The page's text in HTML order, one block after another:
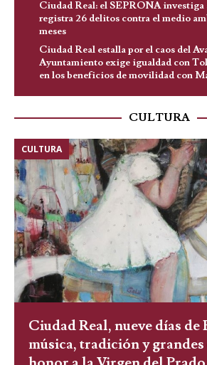
Ciudad Real: el SEPRONA investiga
registra 26 delitos contra el medio
meses
Ciudad Real estalla por el caos del
Ayuntamiento exige igualdad con
en los beneficios de movilidad con
CULTURA
CULTURA
Ciudad Real, nueve días de
música, tradición y grandes